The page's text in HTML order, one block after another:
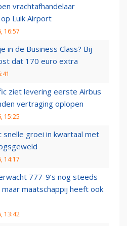
vrachtafhandelaar
Luik Airport
16:57
in de Business Class? Bij
dat 170 euro extra
ziet levering eerste Airbus
vertraging oplopen
15:25
snelle groei in kwartaal met
14:17
777-9’s nog steeds
maatschappij heeft ook
13:42